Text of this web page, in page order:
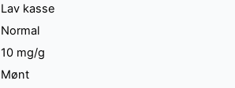
Lav kasse
Normal
10 mg/g
Mønt